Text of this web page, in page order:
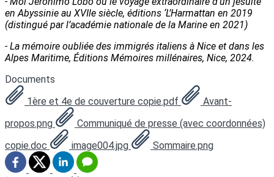
en Abyssinie au XVIle siècle, éditions ‘L’Harmattan en 2019
(distingué par l’académie nationale de la Marine en 2021)
- La mémoire oubliée des immigrés italiens à Nice et dans les
Alpes Maritime, Éditions Mémoires millénaires, Nice, 2024.
Documents
1ère et 4e de couverture copie.pdf
Avant-
propos.png
Communiqué de presse (avec coordonnées)
copie.doc
image004.jpg Sommaire.png